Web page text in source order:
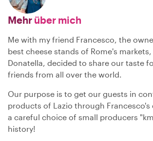
Mehr über mich
Me with my friend Francesco, the
best cheese stands of Rome's
Donatella, decided to share our taste
friends from all over the world.
Our purpose is to get our guests in
products of Lazio through Francesco's
a careful choice of small producers
history!